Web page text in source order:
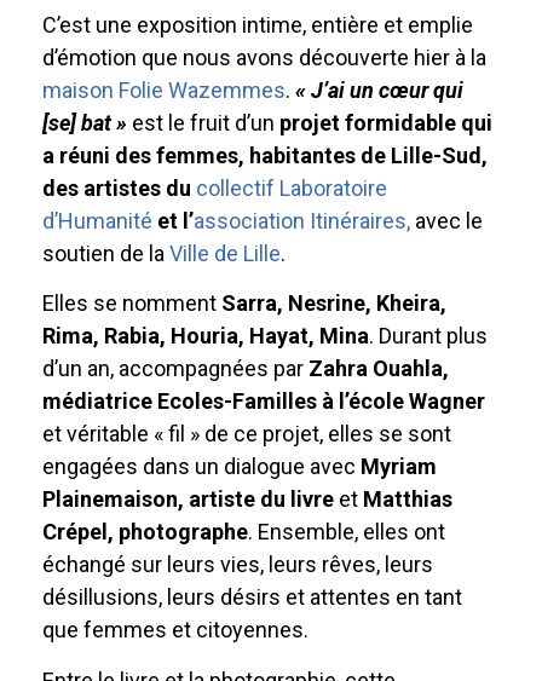
C’est une exposition intime, entière et emplie
d’émotion que nous avons découverte hier à la
maison Folie Wazemmes. « J’ai un cœur qui
[se] bat » est le fruit d’un projet formidable qui
a réuni des femmes, habitantes de Lille-Sud,
des artistes du collectif Laboratoire
d’Humanité et l’association Itinéraires, avec le
soutien de la Ville de Lille.
Elles se nomment Sarra, Nesrine, Kheira,
Rima, Rabia, Houria, Hayat, Mina. Durant plus
d’un an, accompagnées par Zahra Ouahla,
médiatrice Ecoles-Familles à l’école Wagner
et véritable « fil » de ce projet, elles se sont
engagées dans un dialogue avec Myriam
Plainemaison, artiste du livre et Matthias
Crépel, photographe. Ensemble, elles ont
échangé sur leurs vies, leurs rêves, leurs
désillusions, leurs désirs et attentes en tant
que femmes et citoyennes.